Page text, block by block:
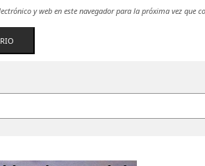
y web en este navegador para la próxima vez que